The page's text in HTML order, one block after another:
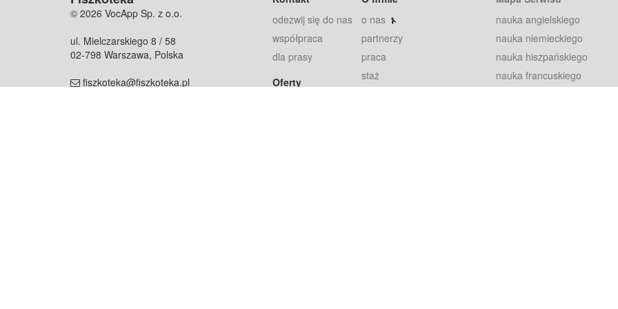
© 2026 VocApp Sp. z o.o.
ul. Mielczarskiego 8 / 58
02-798 Warszawa, Polska
fiszkoteka@fiszkoteka.pl
odezwij się do nas
współpraca
dla prasy
Oferty
o nas
partnerzy
praca
staż
nauka angielskiego
nauka niemieckiego
nauka hiszpańskiego
nauka francuskiego